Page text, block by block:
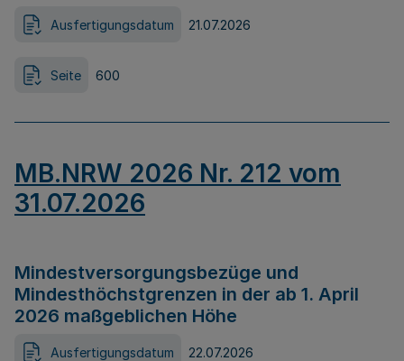
Ausfertigungsdatum 21.07.2026
Seite 600
MB.NRW 2026 Nr. 212 vom
31.07.2026
Mindestversorgungsbezüge und
Mindesthöchstgrenzen in der ab 1. April
2026 maßgeblichen Höhe
Ausfertigungsdatum 22.07.2026